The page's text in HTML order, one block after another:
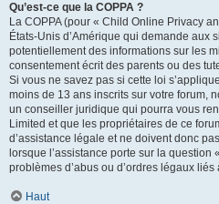
Qu’est-ce que la COPPA ?
La COPPA (pour « Child Online Privacy
États-Unis d’Amérique qui demande aux
potentiellement des informations sur les
consentement écrit des parents ou des
Si vous ne savez pas si cette loi
moins de 13 ans inscrits sur votre forum,
un conseiller juridique qui pourra vous
Limited et que les propriétaires de ce
d’assistance légale et ne doivent donc
lorsque l’assistance porte sur la
problèmes d’abus ou d’ordres légaux liés
Haut